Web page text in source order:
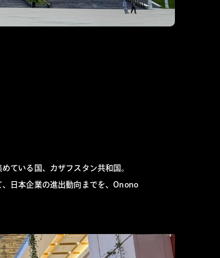
ている国、カザフスタン共和国。
日本企業の進出動向までを、Onono